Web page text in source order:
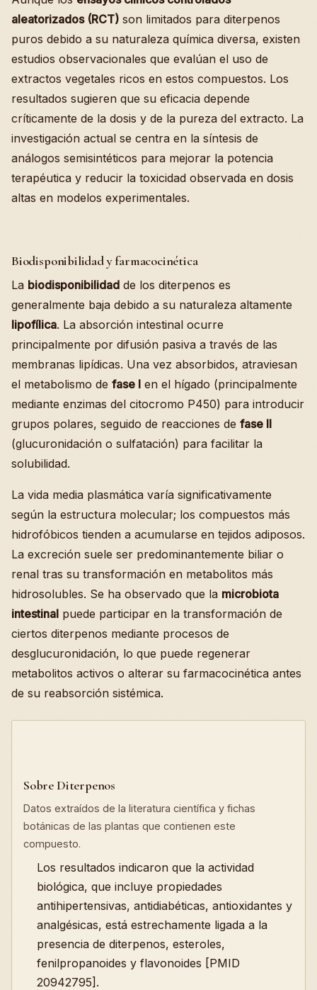
aleatorizados (RCT) son limitados para diterpenos
puros debido a su naturaleza química diversa, existen
estudios observacionales que evalúan el uso de
extractos vegetales ricos en estos compuestos. Los
resultados sugieren que su eficacia depende
críticamente de la dosis y de la pureza del extracto. La
investigación actual se centra en la síntesis de
análogos semisintéticos para mejorar la potencia
terapéutica y reducir la toxicidad observada en dosis
altas en modelos experimentales.
Biodisponibilidad y farmacocinética
La biodisponibilidad de los diterpenos es
generalmente baja debido a su naturaleza altamente
lipofílica. La absorción intestinal ocurre
principalmente por difusión pasiva a través de las
membranas lipídicas. Una vez absorbidos, atraviesan
el metabolismo de fase I en el hígado (principalmente
mediante enzimas del citocromo P450) para introducir
grupos polares, seguido de reacciones de fase II
(glucuronidación o sulfatación) para facilitar la
solubilidad.
La vida media plasmática varía significativamente
según la estructura molecular; los compuestos más
hidrofóbicos tienden a acumularse en tejidos adiposos.
La excreción suele ser predominantemente biliar o
renal tras su transformación en metabolitos más
hidrosolubles. Se ha observado que la microbiota
intestinal puede participar en la transformación de
ciertos diterpenos mediante procesos de
desglucuronidación, lo que puede regenerar
metabolitos activos o alterar su farmacocinética antes
de su reabsorción sistémica.
Sobre Diterpenos
Datos extraídos de la literatura científica y fichas
botánicas de las plantas que contienen este
compuesto.
Los resultados indicaron que la actividad
biológica, que incluye propiedades
antihipertensivas, antidiabéticas, antioxidantes y
analgésicas, está estrechamente ligada a la
presencia de diterpenos, esteroles,
fenilpropanoides y flavonoides [PMID
20942795].